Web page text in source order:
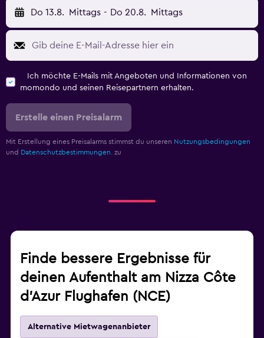
Do 13.8. Mittags - Do 20.8. Mittags
Ich möchte E-Mails mit Angeboten und Informationen von
momondo und seinen Reisepartnern erhalten.
Erstelle einen Preisalarm
Mit Erstellung eines Preisalarms stimmst du unseren Nutzungsbedingungen
und Datenschutzbestimmungen. zu
Finde bessere Ergebnisse für
deinen Aufenthalt am Nizza Côte
d’Azur Flughafen (NCE)
Alternative Mietwagenanbieter